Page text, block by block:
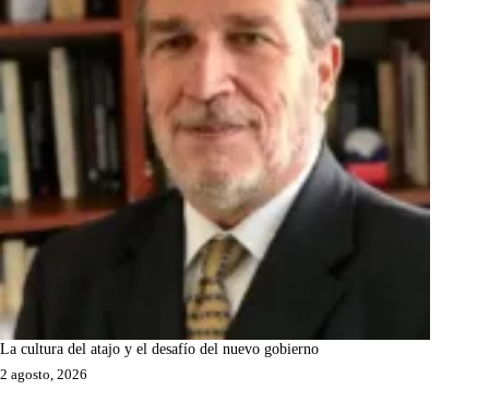
La cultura del atajo y el desafío del nuevo gobierno
2 agosto, 2026